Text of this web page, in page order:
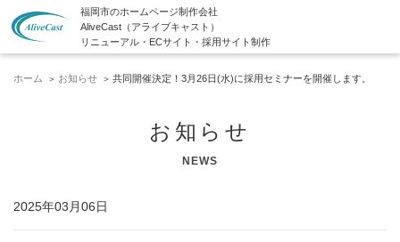
福岡市のホームページ制作会社
AliveCast（アライブキャスト）
リニューアル・ECサイト・採用サイト制作
ホーム お知らせ 共同開催決定！3月26日(水)に採用セミナーを開催します。
お知らせ
NEWS
2025年03月06日